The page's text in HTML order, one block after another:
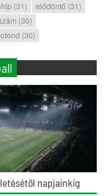
(31)
elődöntő (31)
(30)
(30)
napjainkig